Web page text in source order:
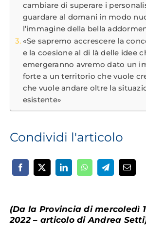
cambiare di superare i
guardare al domani in modo
l’immagine della bella
«Se sapremo accrescere la
e la coesione al di là delle idee
emergeranno avremo dato un
forte a un territorio che vuole
che vuole andare oltre la
esistente»
Condividi l'articolo
(Da la Provincia di mercoledì
2022 – articolo di Andrea